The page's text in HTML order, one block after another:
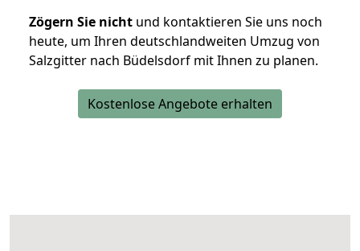
Zögern Sie nicht und kontaktieren Sie uns noch
heute, um Ihren deutschlandweiten Umzug von
Salzgitter nach Büdelsdorf mit Ihnen zu planen.
Kostenlose Angebote erhalten